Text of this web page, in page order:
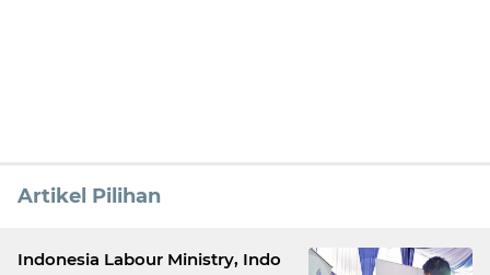
Artikel Pilihan
Indonesia Labour Ministry, Indo